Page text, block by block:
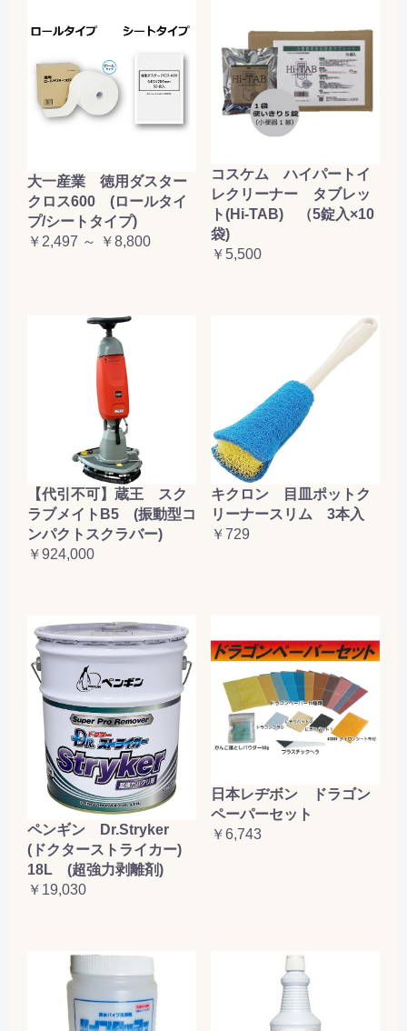
大一産業 徳用ダスター
クロス600 (ロールタイ
プ/シートタイプ)
￥2,497 ～ ￥8,800
コスケム ハイパートイ
レクリーナー タブレッ
ト(Hi-TAB) （5錠入×10
袋)
￥5,500
【代引不可】蔵王 スク
ラブメイトB5 (振動型コ
ンパクトスクラバー)
￥924,000
キクロン 目皿ポットク
リーナースリム 3本入
￥729
ペンギン Dr.Stryker
(ドクターストライカー)
18L (超強力剥離剤)
￥19,030
日本レヂボン ドラゴン
ペーパーセット
￥6,743